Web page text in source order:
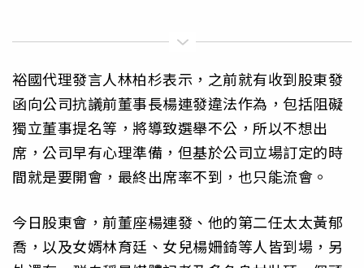
裕國代理發言人林柏杉表示，之前就有收到股東發
函向公司抗議前董事長楊連發違法作為，包括阻礙
獨立董事提名等，將導致選舉不公，所以不想出
席，公司早有心理準備，但基於公司立場訂定的時
間就是要開會，最終出席率不到，也只能流會。
今日股東會，前董座楊連發、他的第二任太太黃郁
喬，以及女婿林育廷、女兒楊姍錡等人皆到場，另